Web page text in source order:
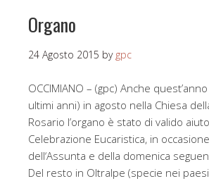
Organo
24 Agosto 2015 by gpc
OCCIMIANO – (gpc) Anche
ultimi anni) in agosto nella Chiesa
Rosario l’organo è stato di valido
Celebrazione Eucaristica, in
dell‘Assunta e della domenica
Del resto in Oltralpe (specie nei